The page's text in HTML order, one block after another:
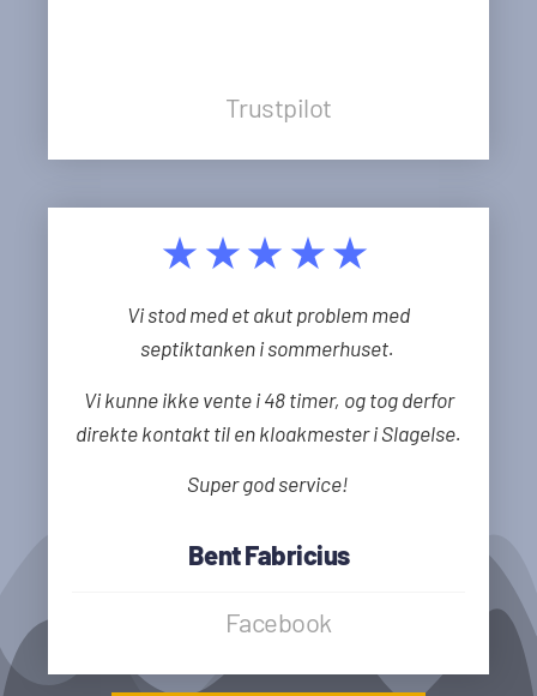
Trustpilot
★★★★★
Vi stod med et akut problem med
septiktanken i sommerhuset.
Vi kunne ikke vente i 48 timer, og tog derfor
direkte kontakt til en kloakmester i Slagelse.
Super god service!
Bent Fabricius
Facebook